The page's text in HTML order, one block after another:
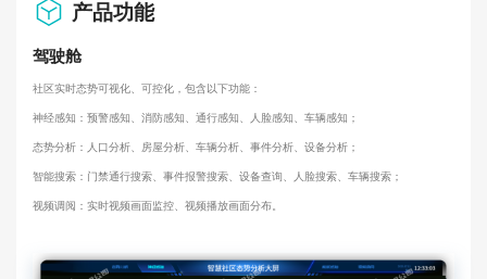
产品功能
驾驶舱
社区实时态势可视化、可控化，包含以下功能：
神经感知：预警感知、消防感知、通行感知、人脸感知、车辆感知；
态势分析：人口分析、房屋分析、车辆分析、事件分析、设备分析；
智能搜索：门禁通行搜索、事件报警搜索、设备查询、人脸搜索、车辆搜索；
视频调阅：实时视频画面监控、视频播放画面分布。